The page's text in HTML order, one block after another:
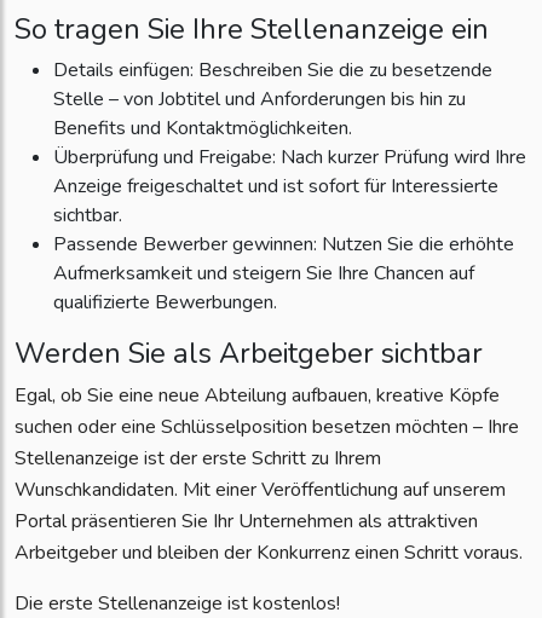
So tragen Sie Ihre Stellenanzeige ein
Details einfügen: Beschreiben Sie die zu besetzende
Stelle – von Jobtitel und Anforderungen bis hin zu
Benefits und Kontaktmöglichkeiten.
Überprüfung und Freigabe: Nach kurzer Prüfung wird Ihre
Anzeige freigeschaltet und ist sofort für Interessierte
sichtbar.
Passende Bewerber gewinnen: Nutzen Sie die erhöhte
Aufmerksamkeit und steigern Sie Ihre Chancen auf
qualifizierte Bewerbungen.
Werden Sie als Arbeitgeber sichtbar
Egal, ob Sie eine neue Abteilung aufbauen, kreative Köpfe
suchen oder eine Schlüsselposition besetzen möchten – Ihre
Stellenanzeige ist der erste Schritt zu Ihrem
Wunschkandidaten. Mit einer Veröffentlichung auf unserem
Portal präsentieren Sie Ihr Unternehmen als attraktiven
Arbeitgeber und bleiben der Konkurrenz einen Schritt voraus.
Die erste Stellenanzeige ist kostenlos!